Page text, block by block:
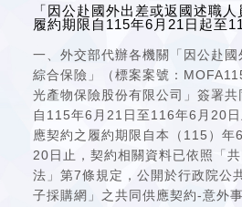
「因公赴國外出差或返國述職人
履約期限自115年6月21日起至
一、外交部代辦各機關「因公赴
綜合保險」（標案案號：
光產物保險股份有限公司」簽署
自115年6月21日至116年6月20
應契約之履約期限自本（115）年
20日止，契約相關資料已依照「
法」第7條規定，公開於行政院公
子採購網」之共同供應契約-意外